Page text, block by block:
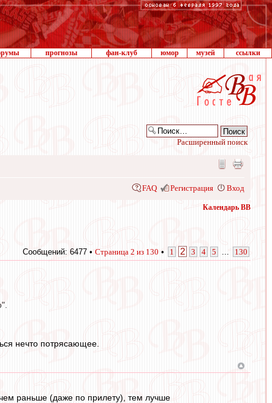
прогнозы фан-клуб юмор музей ссылки
Расширенный поиск
FAQ Регистрация Вход
Календарь ВВ
Сообщений: 6477 • Страница 2 из 130 • 1 2 3 4 5 130
нечто потрясающее.
раньше (даже по прилету), тем лучше